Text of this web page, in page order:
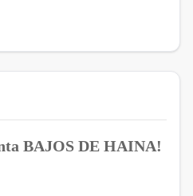
BAJOS DE HAINA!